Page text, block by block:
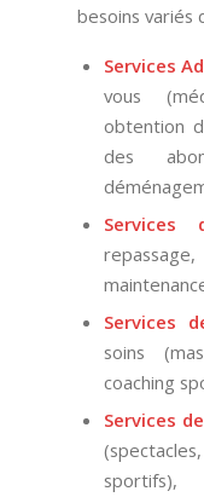
besoins variés
Services
vous
obtention
des
Services
soins
coaching
Services
sportifs),